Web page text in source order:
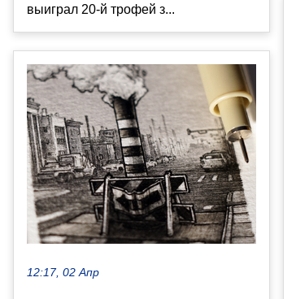
выиграл 20-й трофей з...
12:17, 02 Апр